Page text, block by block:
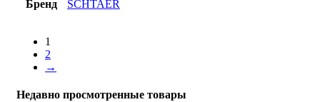
Бренд SCHTAER
1
2
→
Недавно просмотренные товары